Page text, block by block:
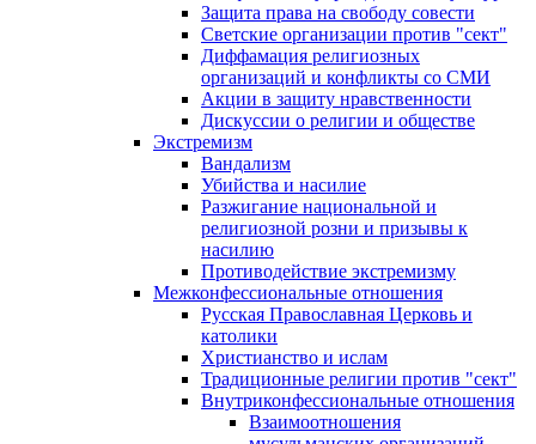
Защита права на свободу совести
Светские организации против "сект"
Диффамация религиозных
организаций и конфликты со СМИ
Акции в защиту нравственности
Дискуссии о религии и обществе
Экстремизм
Вандализм
Убийства и насилие
Разжигание национальной и
религиозной розни и призывы к
насилию
Противодействие экстремизму
Межконфессиональные отношения
Русская Православная Церковь и
католики
Христианство и ислам
Традиционные религии против "сект"
Внутриконфессиональные отношения
Взаимоотношения